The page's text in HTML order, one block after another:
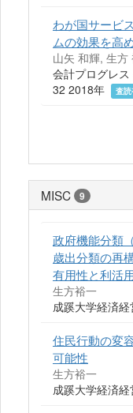
わが国サービ
ムの効果を高
山矢 和輝, 生方
会計プログレ
32 2018年
査読
MISC 9
政府機能分類
歳出分類の再
有用性と利活
生方裕一
成蹊大学経済
住民行動の変
可能性
生方裕一
成蹊大学経済